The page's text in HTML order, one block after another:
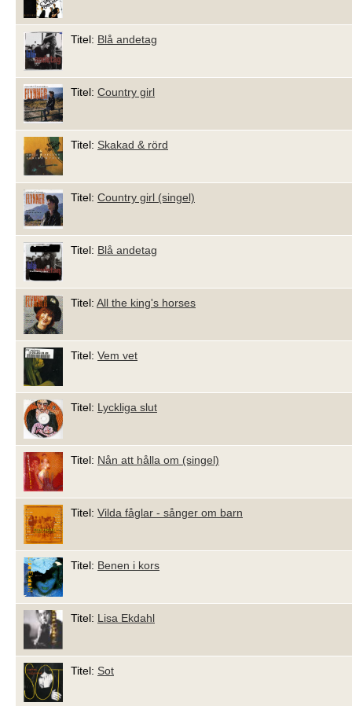
Titel: Blå andetag
Titel: Country girl
Titel: Skakad & rörd
Titel: Country girl (singel)
Titel: Blå andetag
Titel: All the king's horses
Titel: Vem vet
Titel: Lyckliga slut
Titel: Nån att hålla om (singel)
Titel: Vilda fåglar - sånger om barn
Titel: Benen i kors
Titel: Lisa Ekdahl
Titel: Sot